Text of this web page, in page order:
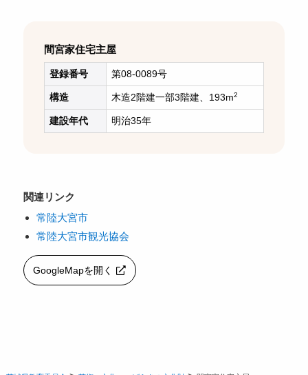
間宮家住宅主屋
登録番号 第08-0089号
構造 木造2階建一部3階建、193m2
建設年代 明治35年
関連リンク
常陸大宮市
常陸大宮市観光協会
GoogleMapを開く